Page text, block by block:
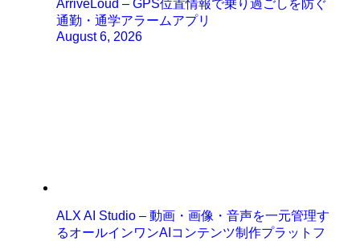
ArriveLoud – GPS位置情報で乗り過ごしを防ぐ
通勤・通学アラームアプリ
August 6, 2026
ALX AI Studio – 動画・画像・音声を一元管理す
るオールインワンAIコンテンツ制作プラットフ